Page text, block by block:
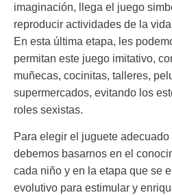
imaginación, llega el juego
reproducir actividades de la
En esta última etapa, les
permitan este juego imitativo,
muñecas, cocinitas, talleres,
supermercados, evitando los
roles sexistas.
Para elegir el juguete
debemos basarnos en el
cada niño y en la etapa que se
evolutivo para estimular y